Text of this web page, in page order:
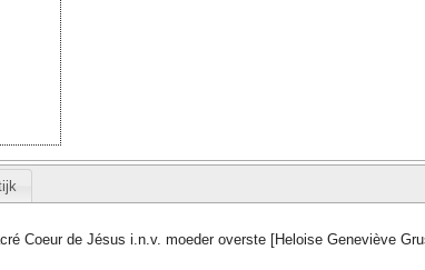
Coeur de Jésus i.n.v. moeder overste [Heloise Geneviève